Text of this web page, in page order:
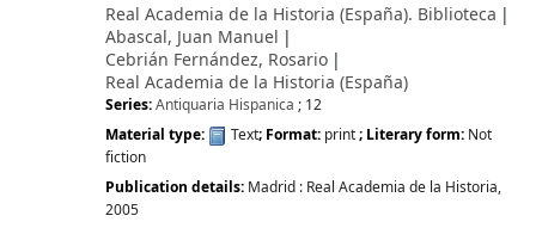
Real Academia de la Historia (España). Biblioteca
Abascal, Juan Manuel
Cebrián Fernández, Rosario
Real Academia de la Historia (España)
Series:Antiquaria Hispanica ; 12
Material type:
Text; Format: print; Literary form: Not
fiction
Publication details: Madrid : Real Academia de la Historia,
2005